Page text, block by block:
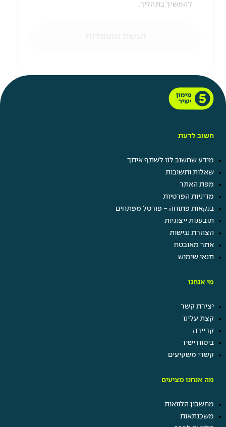
להמשיך בתהליך.
חשוב לדעת
מידע שחשוב לנו לשתף איתך
שאלות ותשובות
מפת האתר
מדיניות הפרטיות
בנקאות פתוחה - פורטל מפתחים
תובענות ייצוגיות
הצהרת נגישות
אתר מאובטח
תנאי שימוש
מי אנחנו
יצירת קשר
קצת עלינו
קריירה
ביטוח ישיר
קשרי משקיעים
מה אנחנו מציעים
מחשבון הלוואות
משכנתאות